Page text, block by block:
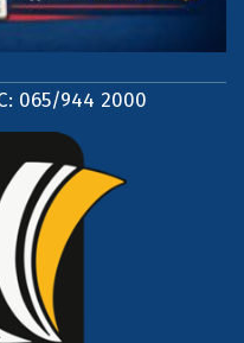
065/944 2000